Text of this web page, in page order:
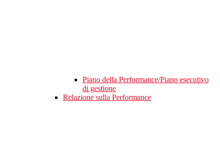
Piano della Performance/Piano esecutivo
di gestione
Relazione sulla Performance